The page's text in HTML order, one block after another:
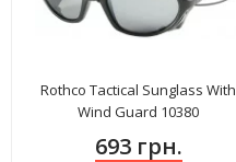
Rothco Tactical Sunglass With
Wind Guard 10380
693 грн.